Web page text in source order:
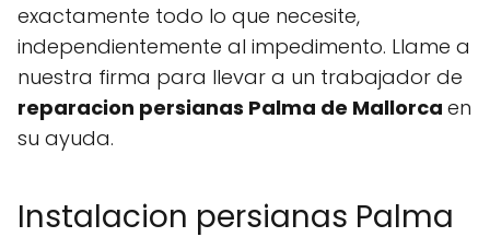
exactamente todo lo que necesite,
independientemente al impedimento. Llame a
nuestra firma para llevar a un trabajador de
reparacion persianas Palma de Mallorca en
su ayuda.
Instalacion persianas Palma